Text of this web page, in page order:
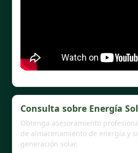
Consulta sobre Energía
Obtenga asesoramiento
de almacenamiento de energía y
generación solar.